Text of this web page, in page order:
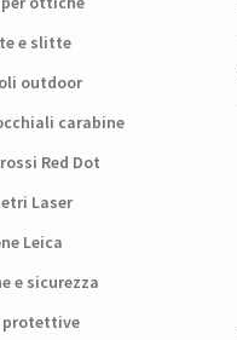
e slitte
outdoor
carabine
Red Dot
Laser
Leica
e sicurezza
protettive